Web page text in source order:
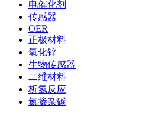
电催化剂
传感器
OER
正极材料
氧化锌
生物传感器
二维材料
析氢反应
氮掺杂碳